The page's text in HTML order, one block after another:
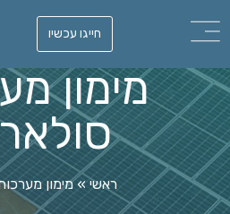
חייגו עכשיו
מימון
ראשי»מימון